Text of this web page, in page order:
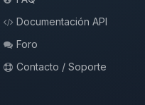
Documentación API
Foro
Contacto / Soporte